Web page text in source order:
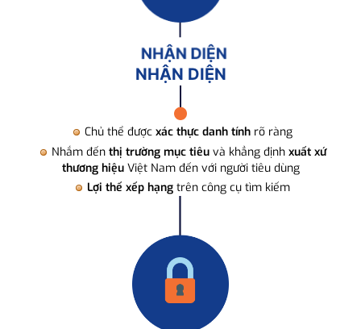
NHẬN DIỆN
Chủ thể được xác thực danh tính rõ ràng
Nhắm đến thị trường mục tiêuvà khẳng định xuất xứ
thương hiệuViệt Nam đến với người tiêu dùng
Lợi thế xếp hạng trên công cụ tìm kiếm